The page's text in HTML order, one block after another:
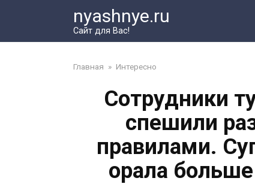
nyashnye.ru
Сайт для Вас!
Главная » Интересно
Сотрудники
спешили
правилами.
орала